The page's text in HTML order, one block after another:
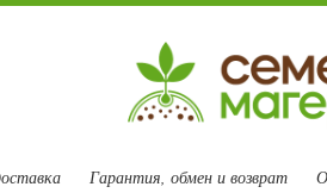
Гарантия, обмен и возврат